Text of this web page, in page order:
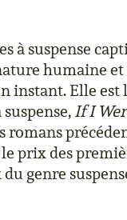
à suspense
humaine
instant. Elle est
If I
romans
prix des
genre